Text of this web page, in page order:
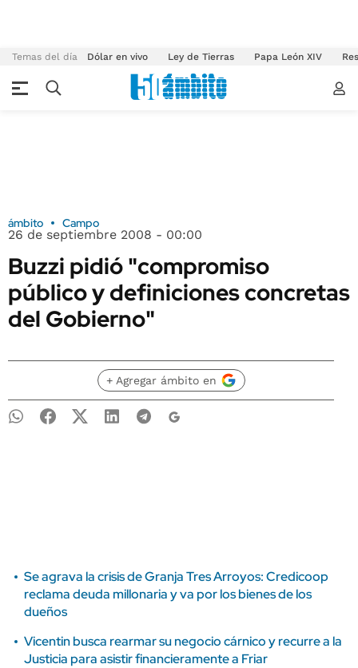
Temas del día Dólar en vivo Ley de Tierras Papa León XIV
ámbito Campo
26 de septiembre 2008 - 00:00
Buzzi pidió "compromiso
público y definiciones concretas
del Gobierno"
+ Agregar ámbito en
Se agrava la crisis de Granja Tres Arroyos: Credicoop
reclama deuda millonaria y va por los bienes de los
dueños
Vicentin busca rearmar su negocio cárnico y recurre a la
Justicia para asistir financieramente a Friar